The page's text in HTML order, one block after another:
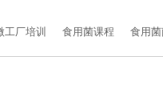
工厂培训 食用菌课程 食用